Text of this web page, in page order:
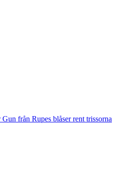
från Rupes blåser rent trissorna